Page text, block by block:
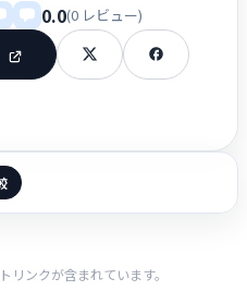
0.0(0 レビュー)
ンクが含まれています。